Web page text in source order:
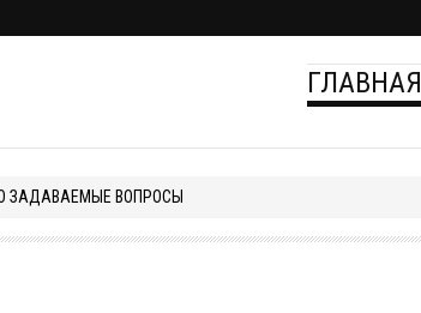
ГЛАВНАЯ
ЗАДАВАЕМЫЕ ВОПРОСЫ